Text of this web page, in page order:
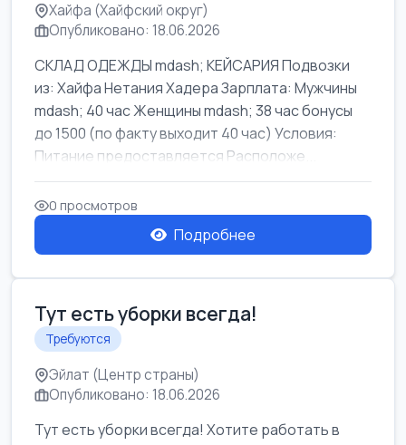
Хайфа (Хайфский округ)
Опубликовано: 18.06.2026
СКЛАД ОДЕЖДЫ mdash; КЕЙСАРИЯ Подвозки
из: Хайфа Нетания Хадера Зарплата: Мужчины
mdash; 40 час Женщины mdash; 38 час бонусы
до 1500 (по факту выходит 40 час) Условия:
Питание предоставляется Расположе...
0 просмотров
Подробнее
Тут есть уборки всегда!
Требуются
Эйлат (Центр страны)
Опубликовано: 18.06.2026
Тут есть уборки всегда! Хотите работать в